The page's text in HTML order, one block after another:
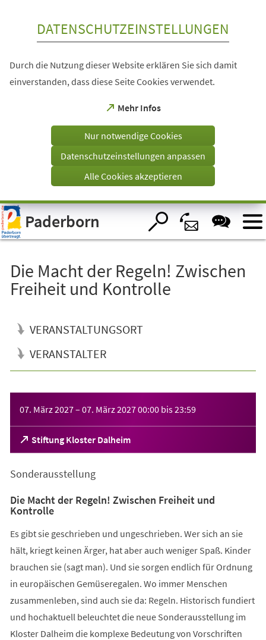
Visuelle
Assistenzsoftware
öffnen.
DATENSCHUTZEINSTELLUNGEN
Durch die Nutzung dieser Website erklären Sie sich damit
einverstanden, dass diese Seite Cookies verwendet.
Mehr Infos
(Öffnet
einem
Tab)
Nur notwendige Cookies
Datenschutzeinstellungen anpassen
Alle Cookies akzeptieren
Paderborn
Die Macht der Regeln! Zwischen
Freiheit und Kontrolle
VERANSTALTUNGSORT
VERANSTALTER
07. März 2027– 07. März 202700:00 bis23:59
Stiftung Kloster Dalheim
(Öffnet
in
neuen
Sonderausstellung
Die Macht der Regeln! Zwischen Freiheit und
Kontrolle
Es gibt sie geschrieben und ungeschrieben. Wer sich an sie
hält, kriegt keinen Ärger, hat aber auch weniger Spaß. Kinder
brauchen sie (sagt man). Und sie sorgen endlich für Ordnung
in europäischen Gemüseregalen. Wo immer Menschen
zusammenleben, sind auch sie da: Regeln. Historisch fundiert
und hochaktuell beleuchtet die neue Sonderausstellung im
Kloster Dalheim die komplexe Bedeutung von Vorschriften